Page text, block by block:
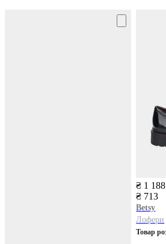
₴ 1 188
₴ 713
Betsy
Лофери
Товар